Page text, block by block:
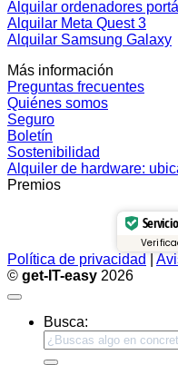
Alquilar ordenadores
Alquilar Meta Quest 3
Alquilar Samsung Galaxy
Más información
Preguntas frecuentes
Quiénes somos
Seguro
Boletín
Sostenibilidad
Alquiler de hardware:
Premios
Política de privacidad
© get-IT-easy 2026
Busca: